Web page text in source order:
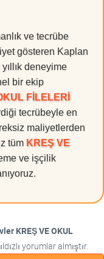
ve tecrübe
gösteren Kaplan
deneyime
bir ekip
FİLELERİ
tecrübeyle en
maliyetlerden
tüm KREŞ VE
ve işçilik
KREŞ VE OKUL
yorumlar almıştır.